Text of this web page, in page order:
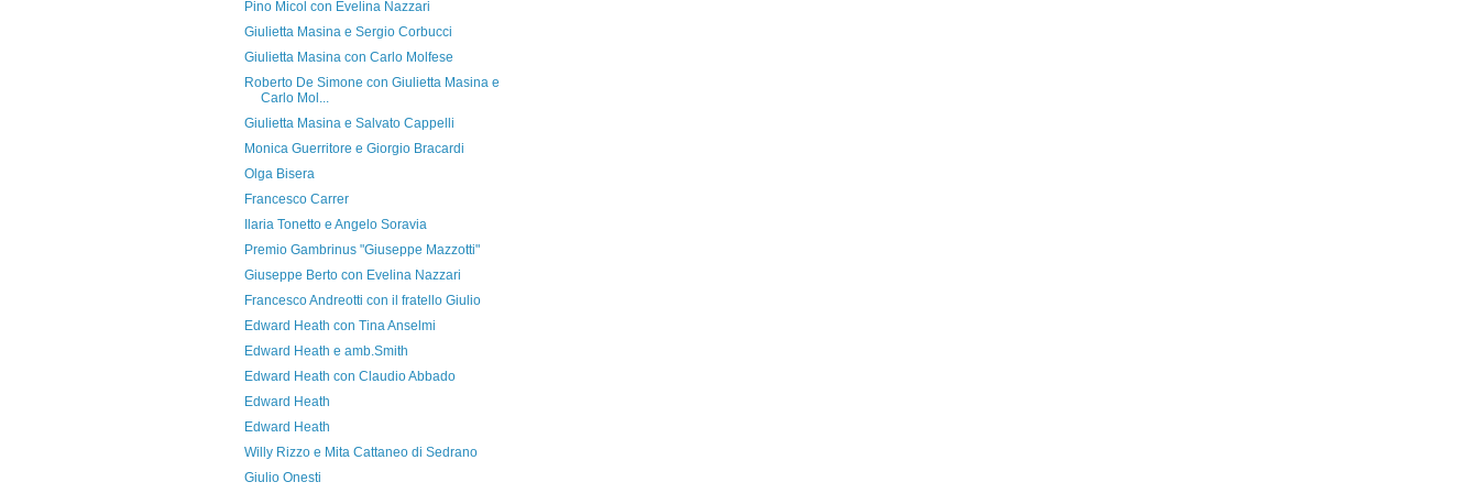
Pino Micol con Evelina Nazzari
Giulietta Masina e Sergio Corbucci
Giulietta Masina con Carlo Molfese
Roberto De Simone con Giulietta Masina e
Carlo Mol...
Giulietta Masina e Salvato Cappelli
Monica Guerritore e Giorgio Bracardi
Olga Bisera
Francesco Carrer
Ilaria Tonetto e Angelo Soravia
Premio Gambrinus "Giuseppe Mazzotti"
Giuseppe Berto con Evelina Nazzari
Francesco Andreotti con il fratello Giulio
Edward Heath con Tina Anselmi
Edward Heath e amb.Smith
Edward Heath con Claudio Abbado
Edward Heath
Edward Heath
Willy Rizzo e Mita Cattaneo di Sedrano
Giulio Onesti